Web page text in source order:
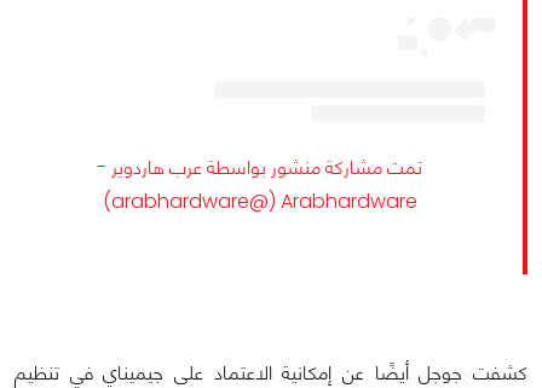
تمت مشاركة منشور بواسطة ‏‎عرب هاردوير -
Arabhardware‎‏ (@‏‎arabhardware‎‏)
كشفت جوجل أيضًا عن إمكانية الاعتماد على جيميناي في تنظيم